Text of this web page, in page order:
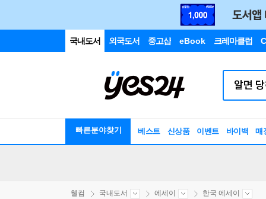
국내도서 외국도서 중고샵 eBook 크레마클럽
빠른분야찾기 베스트 신상품 이벤트 바이백 매
웰컴 국내도서 에세이 한국 에세이